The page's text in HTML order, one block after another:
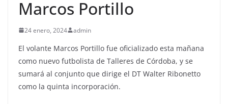
Marcos Portillo
24 enero, 2024 admin
El volante Marcos Portillo fue oficializado esta mañana
como nuevo futbolista de Talleres de Córdoba, y se
sumará al conjunto que dirige el DT Walter Ribonetto
como la quinta incorporación.